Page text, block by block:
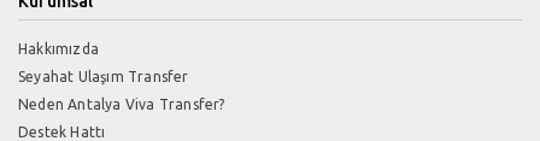
Hakkımızda
Seyahat Ulaşım Transfer
Neden Antalya Viva Transfer?
Destek Hattı